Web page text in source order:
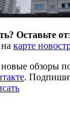
Оставьте
карте
обзоры
.